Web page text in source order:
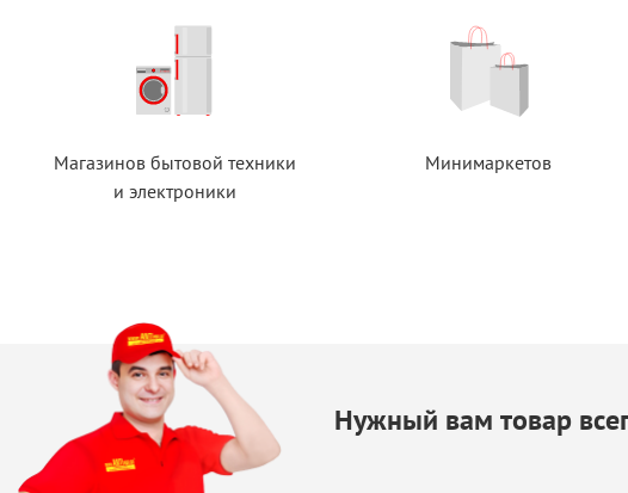
Магазинов бытовой техники
и электроники
Минимаркетов
Нужный вам товар